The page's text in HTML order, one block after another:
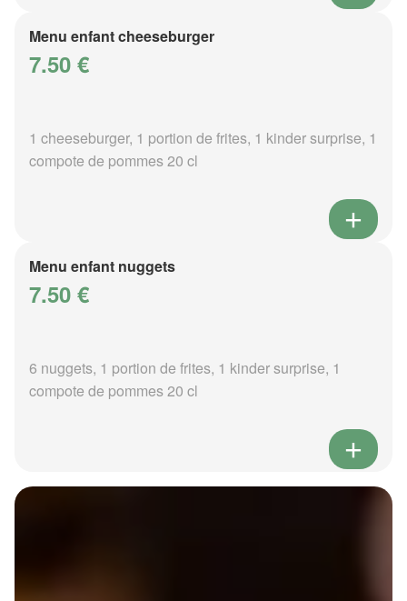
Menu enfant cheeseburger
7.50 €
1 cheeseburger, 1 portion de frites, 1 kinder surprise, 1
compote de pommes 20 cl
Menu enfant nuggets
7.50 €
6 nuggets, 1 portion de frites, 1 kinder surprise, 1
compote de pommes 20 cl